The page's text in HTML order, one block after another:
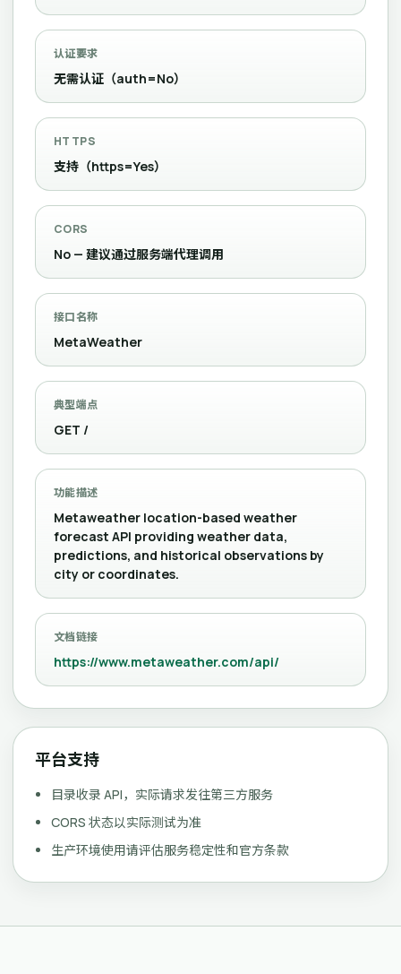
认证要求
无需认证（auth=No）
HTTPS
支持（https=Yes）
CORS
No — 建议通过服务端代理调用
接口名称
MetaWeather
典型端点
GET /
功能描述
Metaweather location-based weather
forecast API providing weather data,
predictions, and historical observations by
city or coordinates.
文档链接
https://www.metaweather.com/api/
平台支持
目录收录 API，实际请求发往第三方服务
CORS 状态以实际测试为准
生产环境使用请评估服务稳定性和官方条款